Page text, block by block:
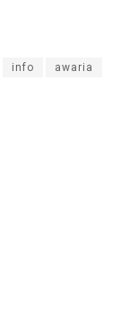
info awaria